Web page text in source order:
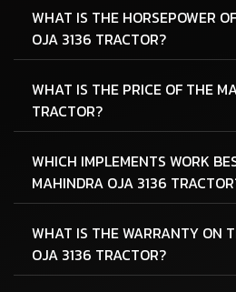
WHAT IS THE HORSEPOWER
OJA 3136 TRACTOR?
WHAT IS THE PRICE OF THE
TRACTOR?
WHICH IMPLEMENTS WORK
MAHINDRA OJA 3136
WHAT IS THE WARRANTY ON
OJA 3136 TRACTOR?